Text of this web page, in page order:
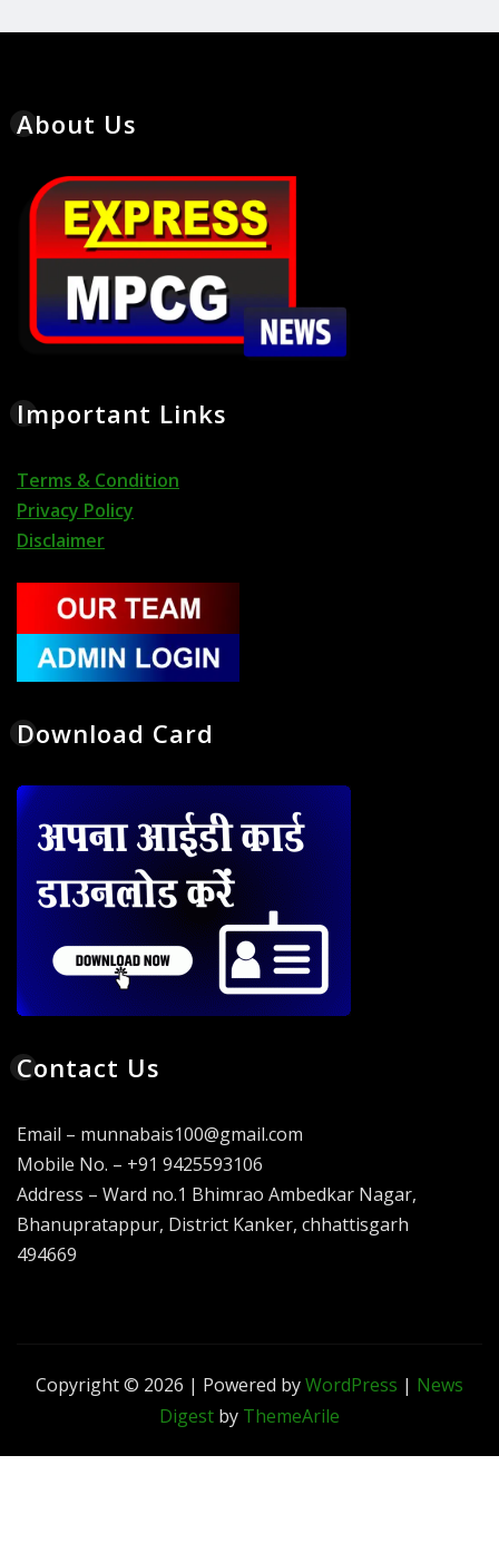
About Us
Important Links
Terms & Condition
Privacy Policy
Disclaimer
Download Card
Contact Us
Email – munnabais100@gmail.com
Mobile No. – +91 9425593106
Address – Ward no.1 Bhimrao Ambedkar Nagar,
Bhanupratappur, District Kanker, chhattisgarh
494669
Copyright © 2026 | Powered byWordPress | News
Digest by ThemeArile